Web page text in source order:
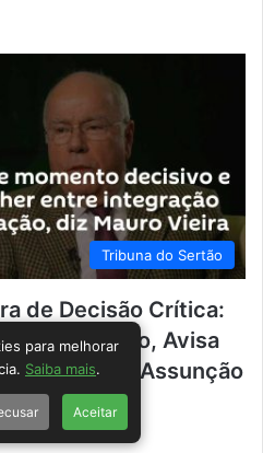
Tribuna do Sertão
de Decisão Crítica:
Avisa
Cúpula em Assunção
para melhorar
Saiba mais.
Aceitar